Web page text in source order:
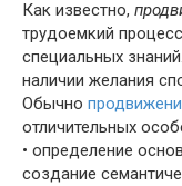
Как известно,
трудоемкий
специальных
наличии желания
Обычно
отличительных
• определение
создание